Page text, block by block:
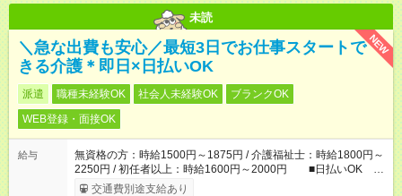
未読
NEW
＼急な出費も安心／最短3日でお仕事スタートで
きる介護＊即日×日払いOK
派遣 職種未経験OK 社会人未経験OK
ブランクOK
WEB登録・面接OK
給与
無資格の方：時給1500円～1875円 / 介護福祉士：時給1800円～
2250円 / 初任者以上：時給1600円～2000円 ■日払いOK ■
日収例：1万2000円（時給1500円×8h）
交通費別途支給あり